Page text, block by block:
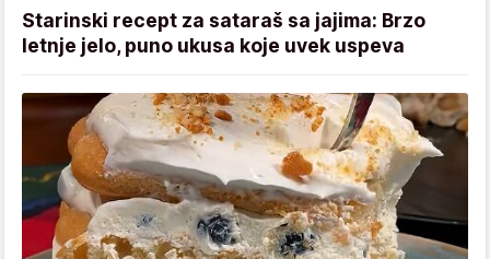
Starinski recept za sataraš sa jajima: Brzo
letnje jelo, puno ukusa koje uvek uspeva